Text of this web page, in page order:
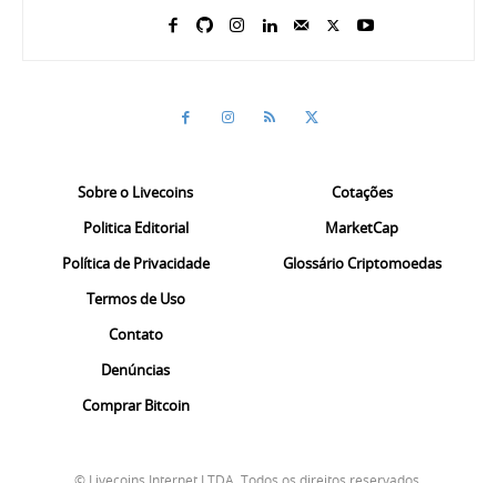
Sobre o Livecoins
Politica Editorial
Política de Privacidade
Termos de Uso
Contato
Denúncias
Comprar Bitcoin
Cotações
MarketCap
Glossário Criptomoedas